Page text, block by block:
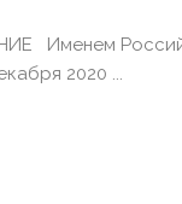
Именем
2020 ...